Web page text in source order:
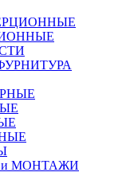
МОНТАЖИ